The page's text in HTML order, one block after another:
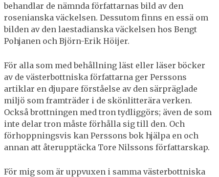
behandlar de nämnda författarnas bild av den
rosenianska väckelsen. Dessutom finns en essä om
bilden av den laestadianska väckelsen hos Bengt
Pohjanen och Björn-Erik Höijer.
För alla som med behållning läst eller läser böcker
av de västerbottniska författarna ger Perssons
artiklar en djupare förståelse av den särpräglade
miljö som framträder i de skönlitterära verken.
Också brottningen med tron tydliggörs; även de som
inte delar tron måste förhålla sig till den. Och
förhoppningsvis kan Perssons bok hjälpa en och
annan att återupptäcka Tore Nilssons författarskap.
För mig som är uppvuxen i samma västerbottniska